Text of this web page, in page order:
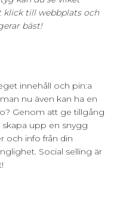
klick till webbplats och
bäst!
innehåll och pin:a
nu även kan ha en
Genom att ge tillgång
upp en snygg
och info från din
Social selling är